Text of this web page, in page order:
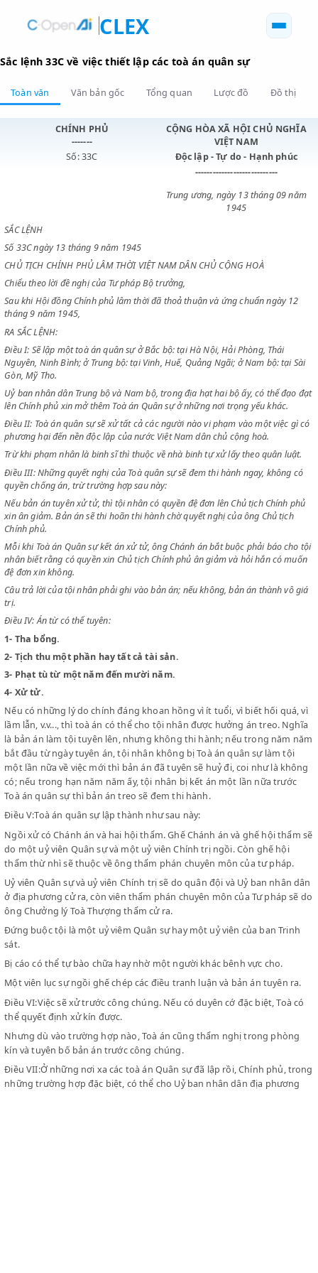
CLEX
Sắc lệnh 33C về việc thiết lập các toà án quân sự
Toàn văn
CHÍNH PHỦ
-------
CỘNG HÒA XÃ HỘI CHỦ
VIỆT NAM
Độc lập - Tự do - Hạnh
----------------------------
SẮC LỆNH
CHỦ TỊCH CHÍNH PHỦ LÂM THỜI VIỆT NAM DÂN CHỦ CỘNG HOÀ
Chiểu theo lời đề nghị của Tư pháp Bộ trưởng,
Sau khi Hội đồng Chính phủ lâm thời đã thoả thuận và ứng chuẩn
tháng 9 năm 1945,
RA SẮC LỆNH:
Điều I: Sẽ lập một toà án quân sự ở Bắc bộ: tại Hà Nội, Hải Phòng, Thái
Nguyên, Ninh Bình; ở Trung bộ: tại Vinh, Huế, Quảng Ngãi; ở Nam bộ:
Gòn, Mỹ Tho.
Uỷ ban nhân dân Trung bộ và Nam bộ, trong địa hạt hai bộ ấy, có thể
lên Chính phủ xin mở thêm Toà án Quân sự ở những nơi trọng yếu
Điều II: Toà án quân sự sẽ xử tất cả các người nào vi phạm vào một
phương hại đến nền độc lập của nước Việt Nam dân chủ cộng hoà.
Trừ khi phạm nhân là binh sĩ thì thuộc về nhà binh tự xử lấy theo quân
Điều III: Những quyết nghị của Toà quân sự sẽ đem thi hành ngay,
quyền chống án, trừ trường hợp sau này:
Nếu bản án tuyên xử tử, thì tội nhân có quyền đệ đơn lên Chủ tịch
xin ân giảm. Bản án sẽ thi hoãn thi hành chờ quyết nghị của ông Chủ
Chính phủ.
Mỗi khi Toà án Quân sự kết án xử tử, ông Chánh án bắt buộc phải báo
nhân biết rằng có quyền xin Chủ tịch Chính phủ ân giảm và hỏi hắn có
đệ đơn xin không.
Câu trả lời của tội nhân phải ghi vào bản án; nếu không, bản án thành
trị.
Điều IV: Án từ có thể tuyên:
1-Tha bổng.
2-Tịch thu một phần hay tất cả tài sản.
3-Phạt tù từ một năm đến mười năm.
4-Xử tử.
Nếu có những lý do chính đáng khoan hồng vì ít tuổi, vì biết hối
lầm lẫn, v.v..., thì toà án có thể cho tội nhân được hưởng án treo.
là bản án làm tội tuyên lên, nhưng không thi hành; nếu trong
bắt đầu từ ngày tuyên án, tội nhân không bị Toà án quân sự làm
một lần nữa về việc mới thì bản án đã tuyên sẽ huỷ đi, coi như là
có; nếu trong hạn năm năm ấy, tội nhân bị kết án một lần nữa
Toà án quân sự thì bản án treo sẽ đem thi hành.
Điều V:Toà án quân sự lập thành như sau này:
Ngồi xử có Chánh án và hai hội thẩm. Ghế Chánh án và ghế hội
do một uỷ viên Quân sự và một uỷ viên Chính trị ngồi. Còn ghế
thẩm thừ nhì sẽ thuộc về ông thẩm phán chuyên môn của tư
Uỷ viên Quân sự và uỷ viên Chính trị sẽ do quân đội và Uỷ ban
ở địa phương cử ra, còn viên thẩm phán chuyên môn của Tư
ông Chưởng lý Toà Thượng thẩm cử ra.
Đứng buộc tội là một uỷ viêm Quân sự hay một uỷ viên của ban
sát.
Bị cáo có thể tự bào chữa hay nhờ một người khác bênh vực cho.
Một viên lục sự ngồi ghế chép các điều tranh luận và bản án